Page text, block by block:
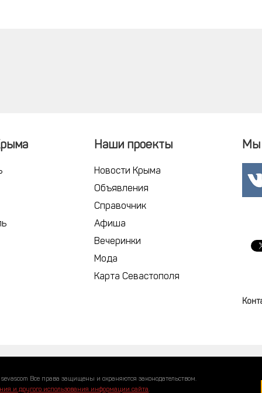
Наши проекты
Новости Крыма
Объявления
Справочник
Афиша
Вечеринки
Мода
Карта Севастополя
Мы
Все права защищены и охраняются законодательством.
и другого использования информации сайта.